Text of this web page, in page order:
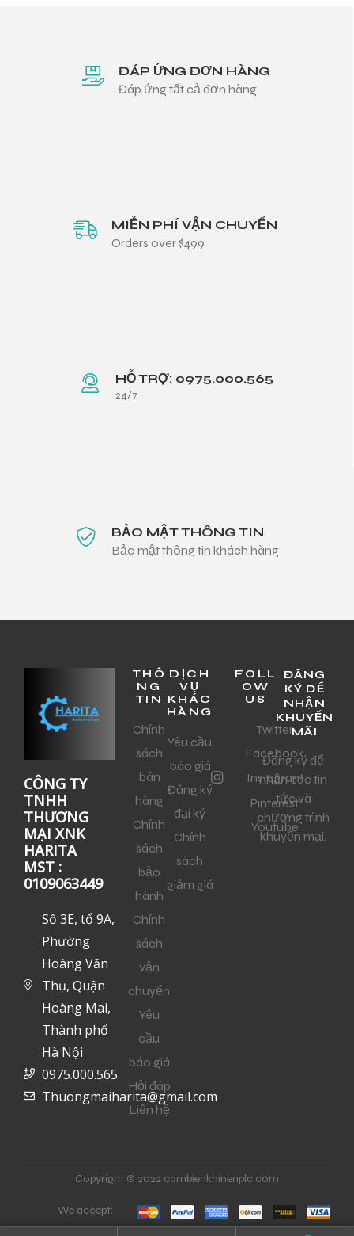
ĐÁP ỨNG ĐƠN HÀNG
Đáp ứng tất cả đơn hàng
MIỄN PHÍ VẬN CHUYỂN
Orders over $499
HỖ TRỢ: 0975.000.565
24/7
BẢO MẬT THÔNG TIN
Bảo mật thông tin khách hàng
CÔNG TY
TNHH
THƯƠNG
MẠI XNK
HARITA
MST :
0109063449
Số 3E, tổ 9A,
Phường
Hoàng Văn
Thụ, Quận
Hoàng Mai,
Thành phố
Hà Nội
0975.000.565
Thuongmaiharita@gmail.com
THÔ
NG
TIN
Chính
sách
bán
hàng
Chính
sách
bảo
hành
Chính
sách
vận
chuyển
Yêu
cầu
báo giá
Hỏi đáp
Liên hệ
DỊCH
VỤ
KHÁC
HÀNG
Yêu cầu
báo giá
Đăng ký
đại ký
Chính
sách
giảm giá
FOLL
OW
US
Twitter
Facebook
Instagram
Pinterest
Youtube
ĐĂNG
KÝ ĐỂ
NHẬN
KHUYẾN
MÃI
Đăng ký để
nhận các tin
tức và
chương trình
khuyến mại.
Copyright © 2022 cambienkhinenplc.com
We accept: